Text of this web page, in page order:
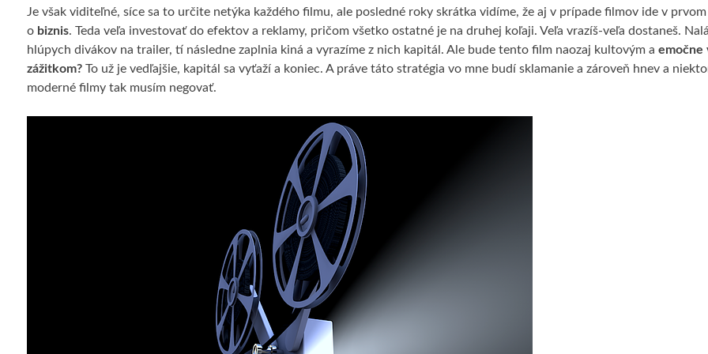
Je však viditeľné, síce sa to určite netýka každého filmu, ale posledné roky skrátka vidíme, že aj v prípade filmov ide v
o biznis. Teda veľa investovať do efektov a reklamy, pričom všetko ostatné je na druhej koľaji. Veľa vrazíš-veľa dostaneš.
hlúpych divákov na trailer, tí následne zaplnia kiná a vyrazíme z nich kapitál. Ale bude tento film naozaj kultovým a emočne
zážitkom?To už je vedľajšie, kapitál sa vyťaží a koniec. A práve táto stratégia vo mne budí sklamanie a zároveň hnev a
moderné filmy tak musím negovať.